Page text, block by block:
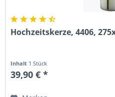
Hochzeitskerze, 4406,
Inhalt 1 Stück
39,90 € *